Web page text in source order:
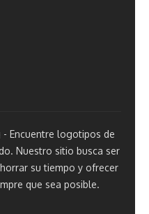
Encuentre logotipos de
Nuestro sitio busca ser
su tiempo y ofrecer
que sea posible.